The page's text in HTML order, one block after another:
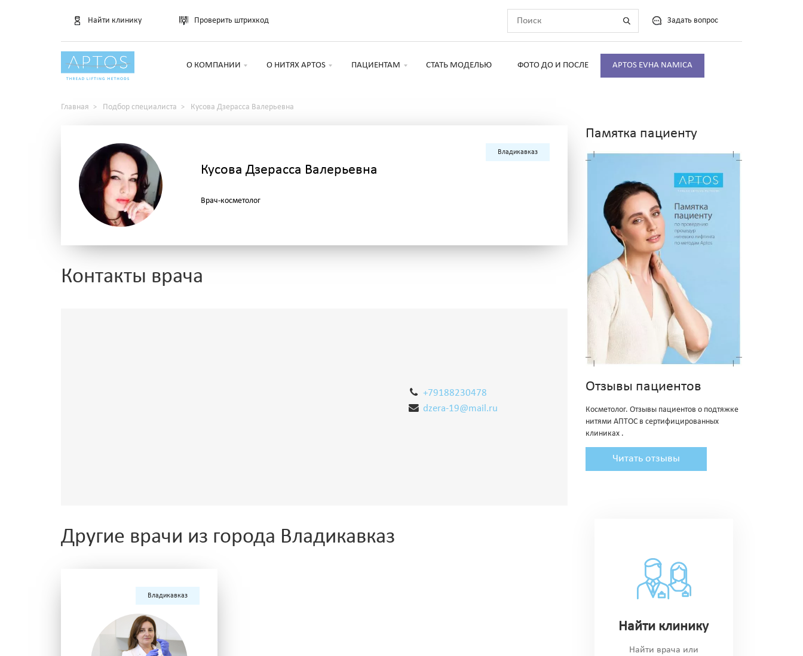
Найти клинику Проверить штрихкод Задать вопрос
О КОМПАНИИ О НИТЯХ APTOS ПАЦИЕНТАМ СТАТЬ МОДЕЛЬЮ ФОТО ДО И ПОСЛЕ APTOS EVHA NAMICA
Главная Подбор специалиста Кусова Дзерасса Валерьевна
Владикавказ
Кусова Дзерасса Валерьевна
Врач-косметолог
Контакты врача
+79188230478
dzera-19@mail.ru
Другие врачи из города Владикавказ
Владикавказ
Памятка пациенту
Отзывы пациентов
Косметолог. Отзывы пациентов о подтяжке
нитями АПТОС в сертифицированных
клиниках .
Читать отзывы
Найти клинику
Найти врача или